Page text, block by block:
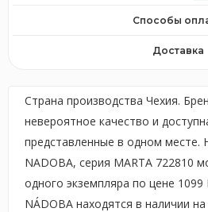
Способы
Доставка
Страна производства Чехия.
невероятное качество и
представленные в одном месте.
NADOBA, серия MARTA 722810
одного экземпляра по цене
NÁDOBA находятся в наличии